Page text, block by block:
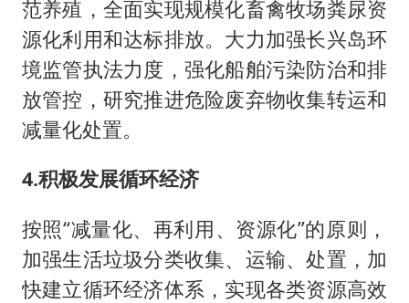
范养殖，全面实现规模化畜禽牧场粪尿资
源化利用和达标排放。大力加强长兴岛环
境监管执法力度，强化船舶污染防治和排
放管控，研究推进危险废弃物收集转运和
减量化处置。
4.积极发展循环经济
按照“减量化、再利用、资源化”的原则，
加强生活垃圾分类收集、运输、处置，加
快建立循环经济体系，实现各类资源高效